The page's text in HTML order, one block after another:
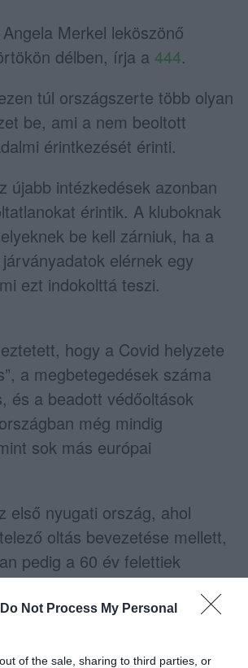
Do Not Process My Personal
of the sale, sharing to third parties, or
Merkel leköszönő
délben, írja a 444.
túl országszerte több olyan
be, ami a nem beoltott
érintkezését érinti.
újabb intézkedések azonban
érintik. A kluboknak
be kell zárniuk, ha a
elérnek egy
ezt indokolttá teszi.
hogy a Covid helyzete
a megbetegedések száma
és a beadott védőoltások
még mindig
sok más európai
első nyugati ország, ahol
oltás bevezetése mellett,
pedig a 60 év felettiek
kötelezővé a vakcinát.